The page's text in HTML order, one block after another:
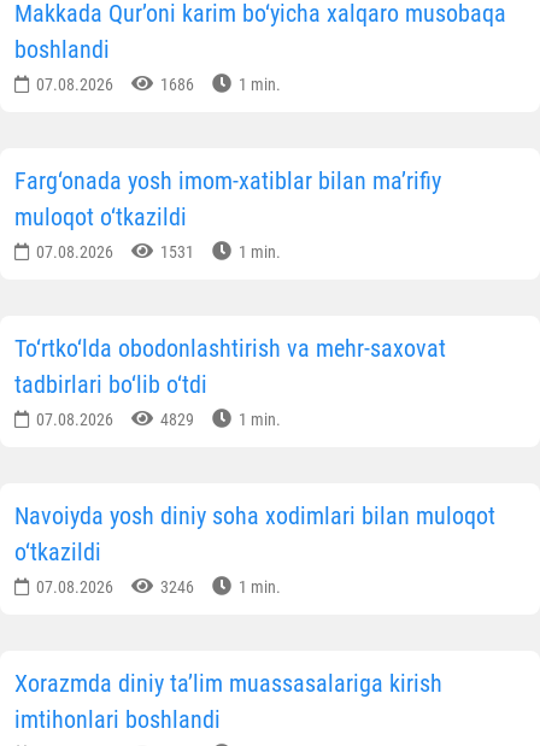
Makkada Qur’oni karim bo‘yicha xalqaro musobaqa
boshlandi
07.08.2026 1686 1 min.
Farg‘onada yosh imom-xatiblar bilan ma’rifiy
muloqot o‘tkazildi
07.08.2026 1531 1 min.
To‘rtko‘lda obodonlashtirish va mehr-saxovat
tadbirlari bo‘lib o‘tdi
07.08.2026 4829 1 min.
Navoiyda yosh diniy soha xodimlari bilan muloqot
o‘tkazildi
07.08.2026 3246 1 min.
Xorazmda diniy ta’lim muassasalariga kirish
imtihonlari boshlandi